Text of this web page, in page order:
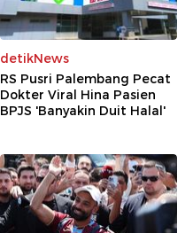
detikNews
RS Pusri Palembang Pecat
Dokter Viral Hina Pasien
BPJS 'Banyakin Duit Halal'